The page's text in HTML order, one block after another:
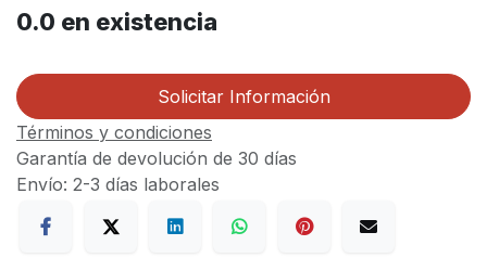
0.0 en existencia
Solicitar Información
Términos y condiciones
Garantía de devolución de 30 días
Envío: 2-3 días laborales